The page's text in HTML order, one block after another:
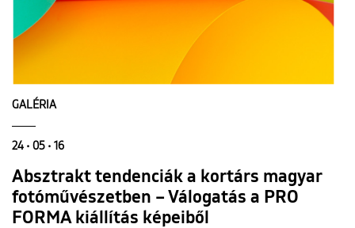
GALÉRIA
24 • 05 • 16
Absztrakt tendenciák a kortárs magyar
fotóművészetben – Válogatás a PRO
FORMA kiállítás képeiből